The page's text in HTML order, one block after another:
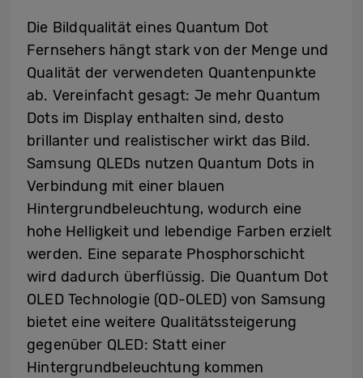
Die Bildqualität eines Quantum Dot
Fernsehers hängt stark von der Menge und
Qualität der verwendeten Quantenpunkte
ab. Vereinfacht gesagt: Je mehr Quantum
Dots im Display enthalten sind, desto
brillanter und realistischer wirkt das Bild.
Samsung QLEDs nutzen Quantum Dots in
Verbindung mit einer blauen
Hintergrundbeleuchtung, wodurch eine
hohe Helligkeit und lebendige Farben erzielt
werden. Eine separate Phosphorschicht
wird dadurch überflüssig. Die Quantum Dot
OLED Technologie (QD-OLED) von Samsung
bietet eine weitere Qualitätssteigerung
gegenüber QLED: Statt einer
Hintergrundbeleuchtung kommen